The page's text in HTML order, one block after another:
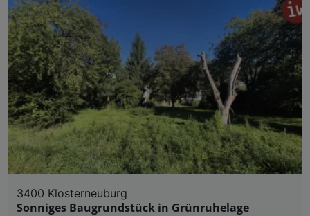
3400 Klosterneuburg
Sonniges Baugrundstück in Grünruhelage